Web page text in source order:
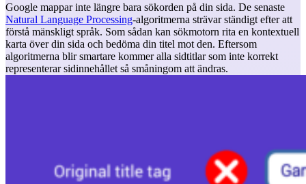
Google mappar inte längre bara sökorden på din sida. De senaste
Natural Language Processing-algoritmerna strävar ständigt efter att
förstå mänskligt språk. Som sådan kan sökmotorn rita en kontextuell
karta över din sida och bedöma din titel mot den. Eftersom
algoritmerna blir smartare kommer alla sidtitlar som inte korrekt
representerar sidinnehållet så småningom att ändras.